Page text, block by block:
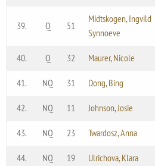
39. Q 51
Midtskogen, Ingvild
Synnoeve
40. Q 32 Maurer, Nicole
41. NQ 31 Dong, Bing
42. NQ 11 Johnson, Josie
43. NQ 23 Twardosz, Anna
44. NQ 19 Ulrichova, Klara